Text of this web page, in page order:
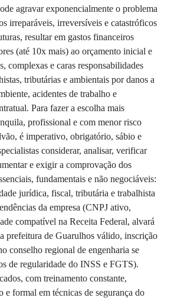
agravar exponencialmente o problema
irreparáveis, irreversíveis e catastróficos
resultar em gastos financeiros
(até 10x mais) ao orçamento inicial e
complexas e caras responsabilidades
tributárias e ambientais por danos a
acidentes de trabalho e
Para fazer a escolha mais
profissional e com menor risco
é imperativo, obrigatório, sábio e
considerar, analisar, verificar
e exigir a comprovação dos
fundamentais e não negociáveis:
jurídica, fiscal, tributária e trabalhista
da empresa (CNPJ ativo,
compatível na Receita Federal, alvará
prefeitura de Guarulhos válido, inscrição
conselho regional de engenharia se
de regularidade do INSS e FGTS).
com treinamento constante,
e formal em técnicas de segurança do